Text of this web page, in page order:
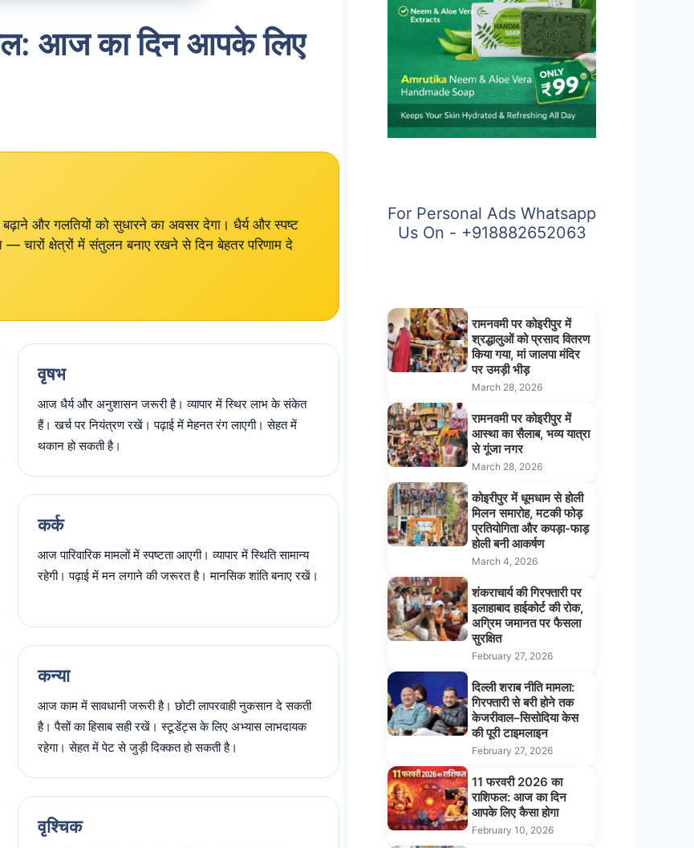
आज का दिन आपके लिए
और गलतियों को सुधारने का अवसर देगा। धैर्य और स्पष्ट
चारों क्षेत्रों में संतुलन बनाए रखने से दिन बेहतर परिणाम दे
वृषभ
आज धैर्य और अनुशासन जरूरी है। व्यापार में स्थिर लाभ के संकेत
हैं। खर्च पर नियंत्रण रखें। पढ़ाई में मेहनत रंग लाएगी। सेहत में
थकान हो सकती है।
कर्क
आज पारिवारिक मामलों में स्पष्टता आएगी। व्यापार में स्थिति सामान्य
रहेगी। पढ़ाई में मन लगाने की जरूरत है। मानसिक शांति बनाए रखें।
कन्या
आज काम में सावधानी जरूरी है। छोटी लापरवाही नुकसान दे सकती
है। पैसों का हिसाब सही रखें। स्टूडेंट्स के लिए अभ्यास लाभदायक
रहेगा। सेहत में पेट से जुड़ी दिक्कत हो सकती है।
वृश्चिक
For Personal Ads Whatsapp
Us On - +918882652063
रामनवमी पर कोइरीपुर में
श्रद्धालुओं को प्रसाद वितरण
किया गया, मां जालपा मंदिर
पर उमड़ी भीड़
March 28, 2026
रामनवमी पर कोइरीपुर में
आस्था का सैलाब, भव्य यात्रा
से गूंजा नगर
March 28, 2026
कोइरीपुर में धूमधाम से होली
मिलन समारोह, मटकी फोड़
प्रतियोगिता और कपड़ा-फाड़
होली बनी आकर्षण
March 4, 2026
शंकराचार्य की गिरफ्तारी पर
इलाहाबाद हाईकोर्ट की रोक,
अग्रिम जमानत पर फैसला
सुरक्षित
February 27, 2026
दिल्ली शराब नीति मामला:
गिरफ्तारी से बरी होने तक
केजरीवाल–सिसोदिया केस
की पूरी टाइमलाइन
February 27, 2026
11 फरवरी 2026 का
राशिफल: आज का दिन
आपके लिए कैसा होगा
February 10, 2026